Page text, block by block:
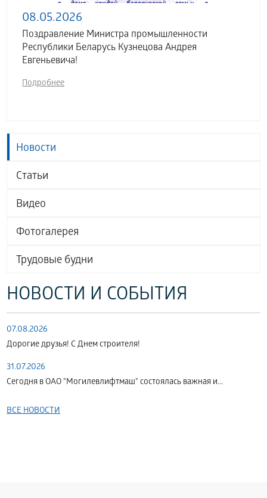
Новости
Статьи
Видео
Фотогалерея
Трудовые будни
НОВОСТИ И СОБЫТИЯ
07.08.2026
Дорогие друзья! С Днем строителя!
31.07.2026
Сегодня в ОАО "Могилевлифтмаш" состоялась важная и...
ВСЕ НОВОСТИ
08.05.2026
Поздравление Министра промышленности
Республики Беларусь Кузнецова Андрея
Евгеньевича!
Подробнее